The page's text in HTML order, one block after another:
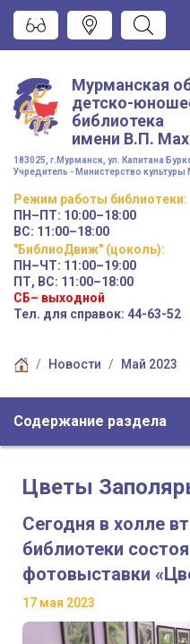
Мурманская
детско-
библиотека
имени В.П.
183025, г.Мурманск, ул. Капитана
Учредитель - Министерство
Режим работы библиотеки:
ПН–ПТ: 10:00–18:00
ВС: 11:00–18:00
"БиблиоДвиж" (цоколь):
ПН–ЧТ: 11:00–19:00
ПТ, ВС: 11:00–18:00
СБ– выходной
Тел. для справок: 44-63-52
Новости Май 2023
Содержание раздела
Цветы
Сегодня в холле
библиотеки
фотовыставки
17 мая 2023